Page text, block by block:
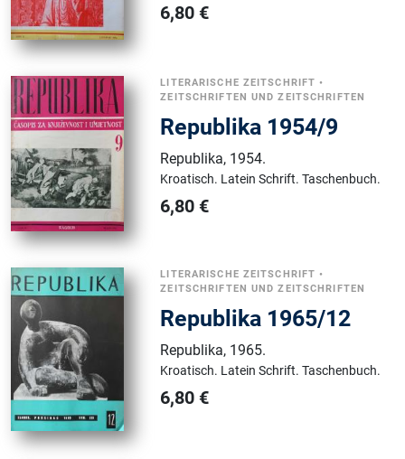
6,80 €
LITERARISCHE ZEITSCHRIFT •
ZEITSCHRIFTEN UND ZEITSCHRIFTEN
Republika 1954/9
Republika, 1954.
Kroatisch. Latein Schrift.Taschenbuch.
6,80 €
LITERARISCHE ZEITSCHRIFT •
ZEITSCHRIFTEN UND ZEITSCHRIFTEN
Republika 1965/12
Republika, 1965.
Kroatisch. Latein Schrift.Taschenbuch.
6,80 €